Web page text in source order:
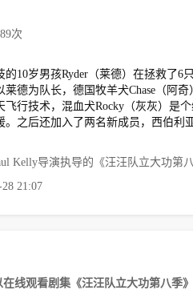
次
的10岁男孩Ryder（莱德）在拯救了
莱德为队长，德国牧羊犬Chase（阿
飞行技术，混血犬Rocky（灰灰）是
。之后还加入了两名新成员，西伯利
Kelly导演执导的《汪汪队立大功第
21:07
线观看剧集《汪汪队立大功第八季》